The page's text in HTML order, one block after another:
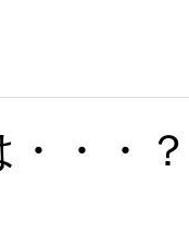
・・？